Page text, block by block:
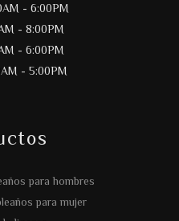
- 6:00PM
- 8:00PM
- 6:00PM
- 5:00PM
para hombres
para mujer